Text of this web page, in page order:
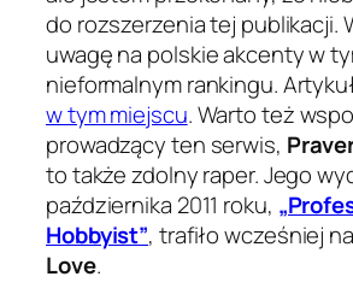
do rozszerzenia tej publikacji.
uwagę na polskie akcenty w
nieformalnym rankingu.
w tym miejscu. Warto też
prowadzący ten serwis,
to także zdolny raper. Jego
października 2011 roku,
Hobbyist”, trafiło wcześniej na
Love.